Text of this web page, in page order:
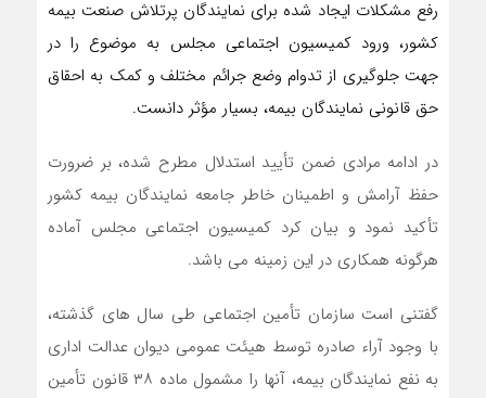
رفع مشکلات ایجاد شده برای نمایندگان پرتلاش صنعت بیمه
کشور، ورود کمیسیون اجتماعی مجلس به موضوع را در
جهت جلوگیری از تدوام وضع جرائم مختلف و کمک به احقاق
حق قانونی نمایندگان بیمه، بسیار مؤثر دانست.
در ادامه مرادی ضمن تأیید استدلال مطرح شده، بر ضرورت
حفظ آرامش و اطمینان خاطر جامعه نمایندگان بیمه کشور
تأکید نمود و بیان کرد کمیسیون اجتماعی مجلس آماده
هرگونه همکاری در این زمینه می باشد.
گفتنی است سازمان تأمین اجتماعی طی سال های گذشته،
با وجود آراء صادره توسط هیئت عمومی دیوان عدالت اداری
به نفع نمایندگان بیمه، آنها را مشمول ماده ۳۸ قانون تأمین